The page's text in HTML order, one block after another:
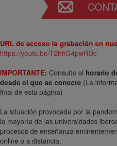
URL de acceso la grabación en
https://youtu.be/T2hhG4pwRDc
IMPORTANTE: Consulte el horario
desde el que se conecte (La
final de esta página)
La situación provocada por la
la mayoría de las universidades
procesos de enseñanza
online o a distancia.